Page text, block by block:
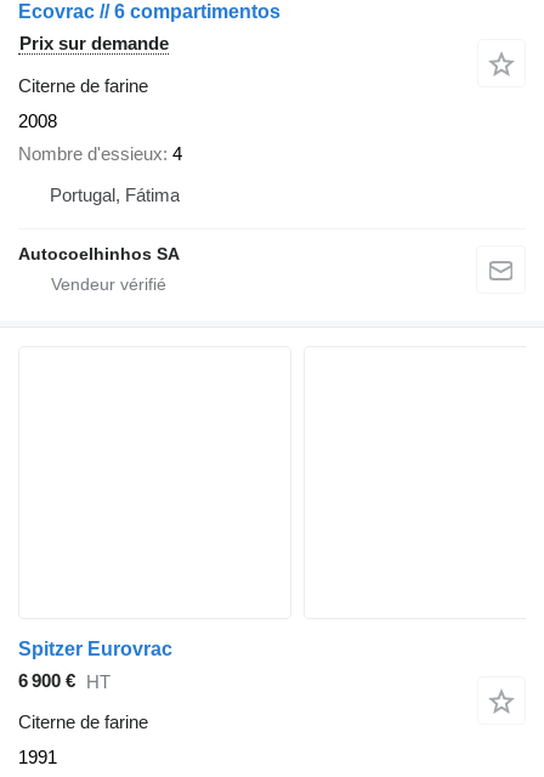
Ecovrac // 6 compartimentos
Prix sur demande
Citerne de farine
2008
Nombre d'essieux 4
Portugal, Fátima
Autocoelhinhos SA
Spitzer Eurovrac
6 900 € HT
Citerne de farine
1991